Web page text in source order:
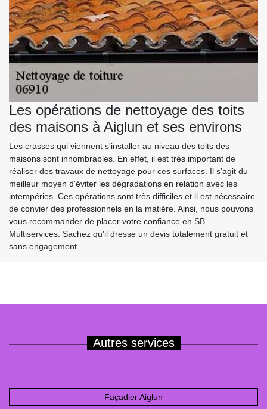
Les opérations de nettoyage des toits
des maisons à Aiglun et ses environs
Les crasses qui viennent s'installer au niveau des toits des
maisons sont innombrables. En effet, il est très important de
réaliser des travaux de nettoyage pour ces surfaces. Il s'agit du
meilleur moyen d'éviter les dégradations en relation avec les
intempéries. Ces opérations sont très difficiles et il est nécessaire
de convier des professionnels en la matière. Ainsi, nous pouvons
vous recommander de placer votre confiance en SB
Multiservices. Sachez qu'il dresse un devis totalement gratuit et
sans engagement.
Autres services
Façadier Aiglun